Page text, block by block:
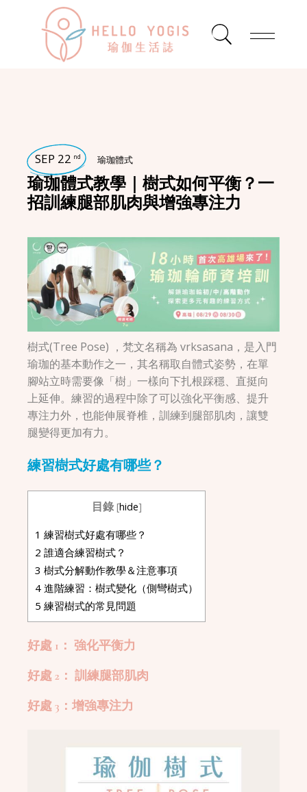
SEP 22 nd 瑜珈體式
瑜珈體式教學｜樹式如何平衡？一
招訓練腿部肌肉與增強專注力
樹式(Tree Pose) ，梵文名稱為 vrksasana，是入門
瑜珈的基本動作之一，其名稱取自體式姿勢，在單
腳站立時需要像「樹」一樣向下扎根踩穩、直挺向
上延伸。練習的過程中除了可以強化平衡感、提升
專注力外，也能伸展脊椎，訓練到腿部肌肉，讓雙
腿變得更加有力。
練習樹式好處有哪些？
目錄 [hide]
1 練習樹式好處有哪些？
2 誰適合練習樹式？
3 樹式分解動作教學＆注意事項
4 進階練習：樹式變化（側彎樹式）
5 練習樹式的常見問題
好處 1： 強化平衡力
好處 2： 訓練腿部肌肉
好處 3：增強專注力